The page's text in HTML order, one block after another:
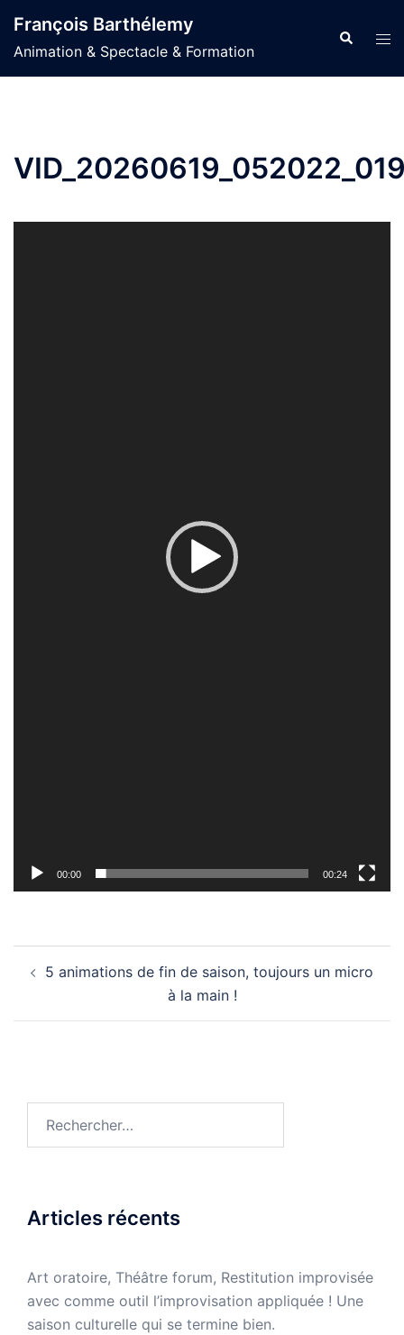
au
contenu
François Barthélemy
Animation & Spectacle & Formation
00:00 00:24
d’article
5 animations de fin de saison, toujours un micro
à la main !
Articles récents
Art oratoire, Théâtre forum, Restitution improvisée
avec comme outil l’improvisation appliquée ! Une
saison culturelle qui se termine bien.